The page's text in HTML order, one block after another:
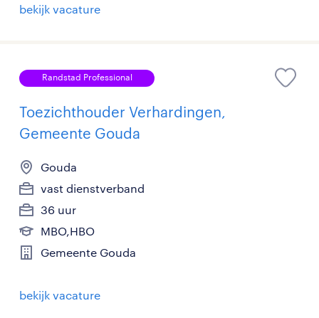
bekijk vacature
Randstad Professional
Toezichthouder Verhardingen,
Gemeente Gouda
Gouda
vast dienstverband
36 uur
MBO,HBO
Gemeente Gouda
bekijk vacature